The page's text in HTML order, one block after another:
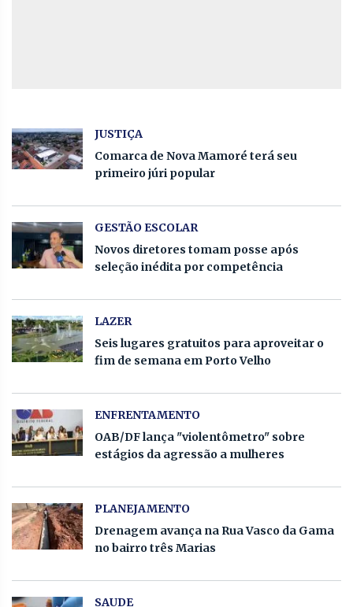
JUSTIÇA
Comarca de Nova Mamoré terá seu
primeiro júri popular
GESTÃO ESCOLAR
Novos diretores tomam posse após
seleção inédita por competência
LAZER
Seis lugares gratuitos para aproveitar o
fim de semana em Porto Velho
ENFRENTAMENTO
OAB/DF lança "violentômetro" sobre
estágios da agressão a mulheres
PLANEJAMENTO
Drenagem avança na Rua Vasco da Gama
no bairro três Marias
SAUDE